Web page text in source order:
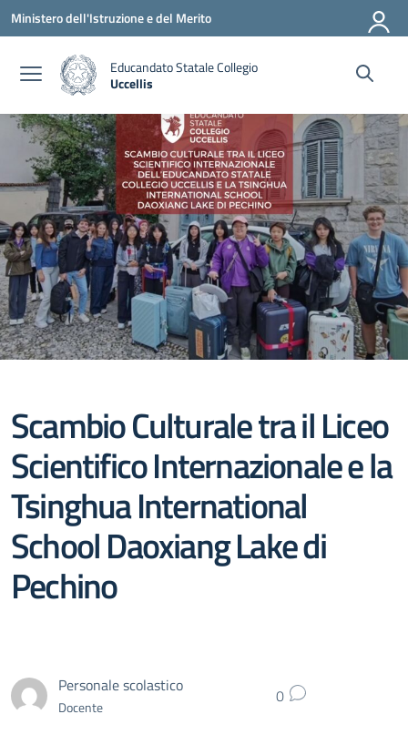
Vai ai contenuti
Vai al menu di navigazione
Vai al footer
Ministero dell'Istruzione e del Merito
Educandato Statale Collegio
Uccellis
Scambio Culturale tra il Liceo
Scientifico Internazionale e la
Tsinghua International
School Daoxiang Lake di
Pechino
Personale scolastico
Docente 0